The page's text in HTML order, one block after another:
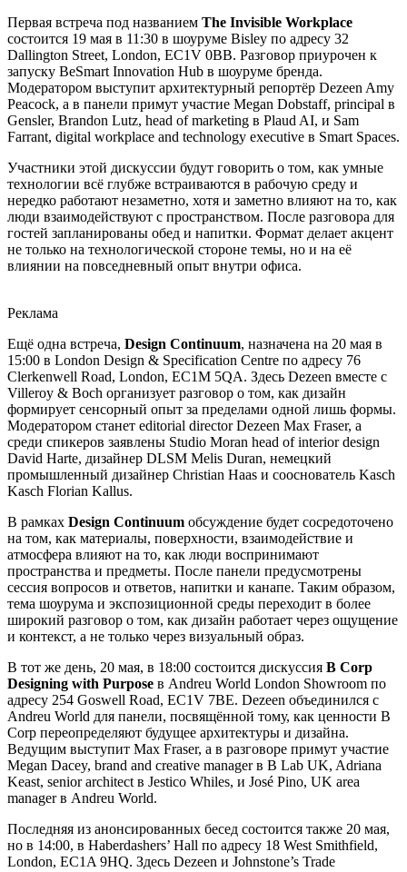
Первая встреча под названием The Invisible Workplace
состоится 19 мая в 11:30 в шоуруме Bisley по адресу 32
Dallington Street, London, EC1V 0BB. Разговор приурочен к
запуску BeSmart Innovation Hub в шоуруме бренда.
Модератором выступит архитектурный репортёр Dezeen Amy
Peacock, а в панели примут участие Megan Dobstaff, principal в
Gensler, Brandon Lutz, head of marketing в Plaud AI, и Sam
Farrant, digital workplace and technology executive в Smart Spaces.
Участники этой дискуссии будут говорить о том, как умные
технологии всё глубже встраиваются в рабочую среду и
нередко работают незаметно, хотя и заметно влияют на то, как
люди взаимодействуют с пространством. После разговора для
гостей запланированы обед и напитки. Формат делает акцент
не только на технологической стороне темы, но и на её
влиянии на повседневный опыт внутри офиса.
Реклама
Ещё одна встреча, Design Continuum, назначена на 20 мая в
15:00 в London Design & Specification Centre по адресу 76
Clerkenwell Road, London, EC1M 5QA. Здесь Dezeen вместе с
Villeroy & Boch организует разговор о том, как дизайн
формирует сенсорный опыт за пределами одной лишь формы.
Модератором станет editorial director Dezeen Max Fraser, а
среди спикеров заявлены Studio Moran head of interior design
David Harte, дизайнер DLSM Melis Duran, немецкий
промышленный дизайнер Christian Haas и сооснователь Kasch
Kasch Florian Kallus.
В рамках Design Continuum обсуждение будет сосредоточено
на том, как материалы, поверхности, взаимодействие и
атмосфера влияют на то, как люди воспринимают
пространства и предметы. После панели предусмотрены
сессия вопросов и ответов, напитки и канапе. Таким образом,
тема шоурума и экспозиционной среды переходит в более
широкий разговор о том, как дизайн работает через ощущение
и контекст, а не только через визуальный образ.
В тот же день, 20 мая, в 18:00 состоится дискуссия B Corp
Designing with Purpose в Andreu World London Showroom по
адресу 254 Goswell Road, EC1V 7BE. Dezeen объединился с
Andreu World для панели, посвящённой тому, как ценности B
Corp переопределяют будущее архитектуры и дизайна.
Ведущим выступит Max Fraser, а в разговоре примут участие
Megan Dacey, brand and creative manager в B Lab UK, Adriana
Keast, senior architect в Jestico Whiles, и José Pino, UK area
manager в Andreu World.
Последняя из анонсированных бесед состоится также 20 мая,
но в 14:00, в Haberdashers’ Hall по адресу 18 West Smithfield,
London, EC1A 9HQ. Здесь Dezeen и Johnstone’s Trade